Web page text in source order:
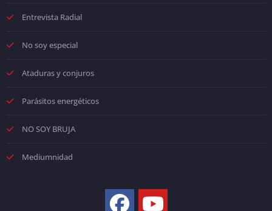
Entrevista Radial
No soy especial
Ataduras y conjuros
Parásitos energéticos
NO SOY BRUJA
Mediumnidad